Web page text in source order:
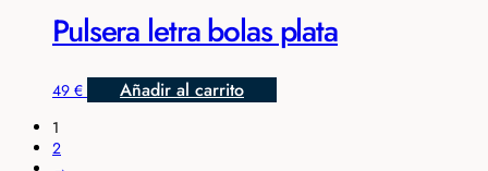
Pulsera letra bolas plata
49 € Añadir al carrito
1
2